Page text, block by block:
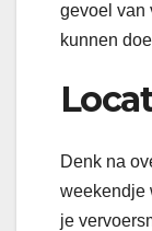
gevoel van
kunnen
Denk na
weekendje
je